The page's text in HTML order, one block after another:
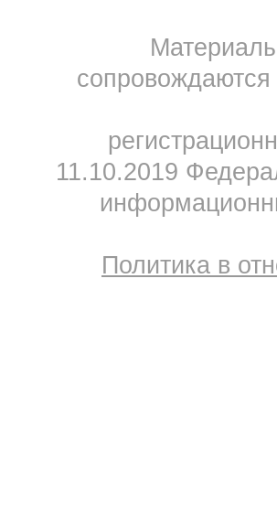
11.10.2019
Политика в